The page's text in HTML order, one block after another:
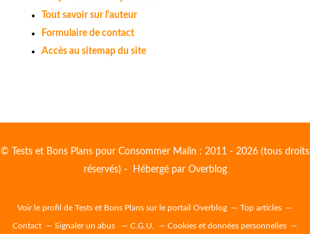
Tout savoir sur l'auteur
Formulaire de contact
Accès au sitemap du site
© Tests et Bons Plans pour Consommer Malin : 2011 - 2026 (tous droits
réservés) - Hébergé par Overblog
Voir le profil de Tests et Bons Plans sur le portail Overblog Top articles
Contact Signaler un abus C.G.U. Cookies et données personnelles